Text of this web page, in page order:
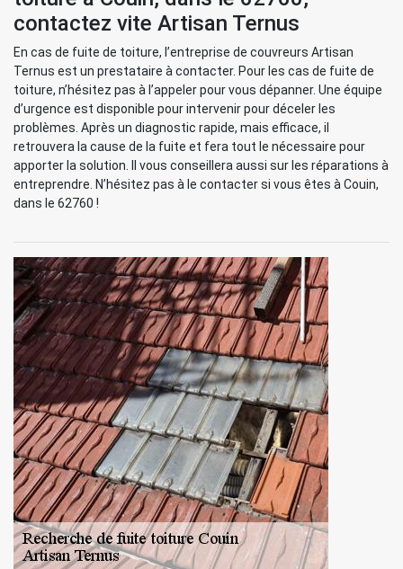
contactez vite Artisan Ternus
En cas de fuite de toiture, l’entreprise de couvreurs Artisan
Ternus est un prestataire à contacter. Pour les cas de fuite de
toiture, n’hésitez pas à l’appeler pour vous dépanner. Une équipe
d’urgence est disponible pour intervenir pour déceler les
problèmes. Après un diagnostic rapide, mais efficace, il
retrouvera la cause de la fuite et fera tout le nécessaire pour
apporter la solution. Il vous conseillera aussi sur les réparations à
entreprendre. N’hésitez pas à le contacter si vous êtes à Couin,
dans le 62760 !